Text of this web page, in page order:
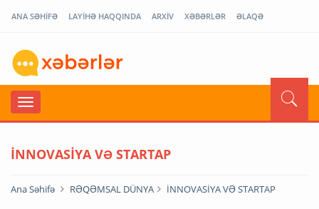
ANA SƏHİFƏ LAYİHƏ HAQQINDA ARXİV XƏBƏRLƏR ƏLAQƏ
İNNOVASİYA VƏ STARTAP
Ana Səhifə RƏQƏMSAL DÜNYA İNNOVASİYA VƏ STARTAP